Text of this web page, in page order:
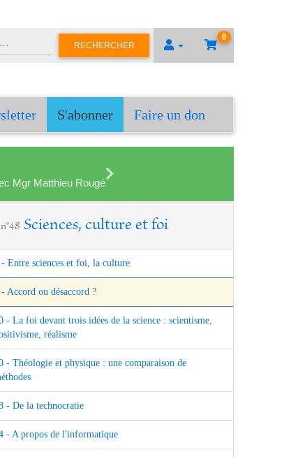
0
RECHERCHER
S'abonner Faire un don
Mgr Matthieu Rougé
n°48 Sciences, culture et foi
Entre sciences et foi, la culture
Accord ou désaccord ?
- La foi devant trois idées de la science : scientisme,
réalisme
- Théologie et physique : une comparaison de
- De la technocratie
- A propos de l'informatique